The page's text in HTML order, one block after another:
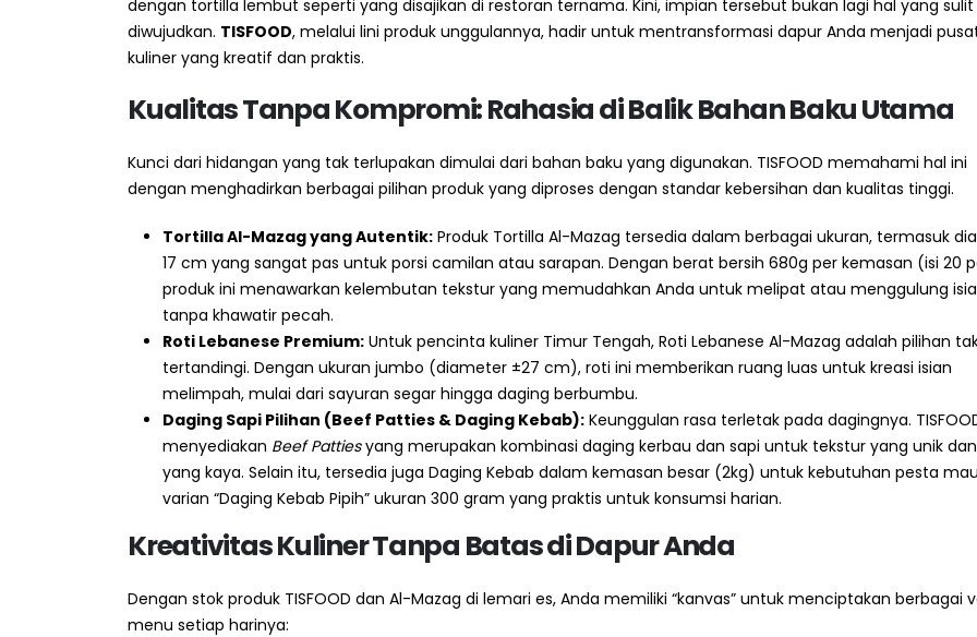
dengan tortilla lembut seperti yang disajikan di restoran ternama. Kini, impian tersebut bukan lagi hal yang sulit
diwujudkan. TISFOOD, melalui lini produk unggulannya, hadir untuk mentransformasi dapur Anda menjadi
kuliner yang kreatif dan praktis.
Kualitas Tanpa Kompromi: Rahasia di Balik Bahan Baku Utama
Kunci dari hidangan yang tak terlupakan dimulai dari bahan baku yang digunakan. TISFOOD memahami hal ini
dengan menghadirkan berbagai pilihan produk yang diproses dengan standar kebersihan dan kualitas tinggi.
Tortilla Al-Mazag yang Autentik: Produk Tortilla Al-Mazag tersedia dalam berbagai ukuran, termasuk
17 cm yang sangat pas untuk porsi camilan atau sarapan. Dengan berat bersih 680g per kemasan (isi 20
produk ini menawarkan kelembutan tekstur yang memudahkan Anda untuk melipat atau menggulung
tanpa khawatir pecah.
Roti Lebanese Premium: Untuk pencinta kuliner Timur Tengah, Roti Lebanese Al-Mazag adalah pilihan
tertandingi. Dengan ukuran jumbo (diameter ±27 cm), roti ini memberikan ruang luas untuk kreasi isian
melimpah, mulai dari sayuran segar hingga daging berbumbu.
Daging Sapi Pilihan (Beef Patties & Daging Kebab): Keunggulan rasa terletak pada dagingnya.
menyediakan Beef Pattiesyang merupakan kombinasi daging kerbau dan sapi untuk tekstur yang unik
yang kaya. Selain itu, tersedia juga Daging Kebab dalam kemasan besar (2kg) untuk kebutuhan pesta
varian “Daging Kebab Pipih” ukuran 300 gram yang praktis untuk konsumsi harian.
Kreativitas Kuliner Tanpa Batas di Dapur Anda
Dengan stok produk TISFOOD dan Al-Mazag di lemari es, Anda memiliki “kanvas” untuk menciptakan berbagai
menu setiap harinya: